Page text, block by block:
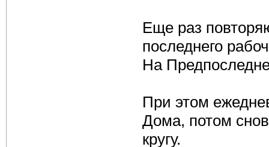
Еще раз
последнего
На
При этом
Дома, потом
кругу.